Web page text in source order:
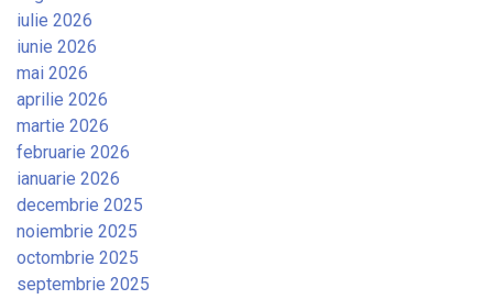
iulie 2026
iunie 2026
mai 2026
aprilie 2026
martie 2026
februarie 2026
ianuarie 2026
decembrie 2025
noiembrie 2025
octombrie 2025
septembrie 2025